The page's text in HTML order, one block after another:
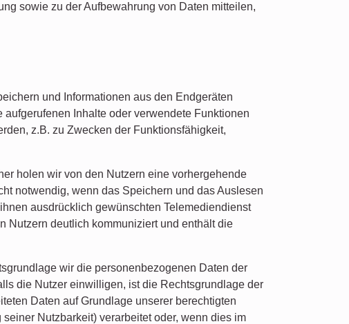
sowie zu der Aufbewahrung von Daten mitteilen,
und Informationen aus den Endgeräten
Inhalte oder verwendete Funktionen
z.B. zu Zwecken der Funktionsfähigkeit,
holen wir von den Nutzern eine vorhergehende
notwendig, wenn das Speichern und das Auslesen
ausdrücklich gewünschten Telemediendienst
Nutzern deutlich kommuniziert und enthält die
wir die personenbezogenen Daten der
die Nutzer einwilligen, ist die Rechtsgrundlage der
Daten auf Grundlage unserer berechtigten
Nutzbarkeit) verarbeitet oder, wenn dies im